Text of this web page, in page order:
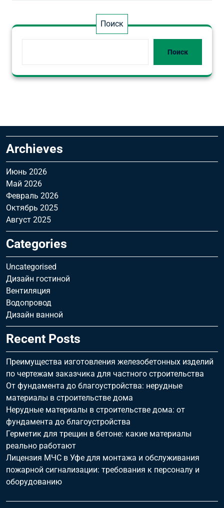
Поиск
Поиск
Archieves
Июнь 2026
Май 2026
Февраль 2026
Октябрь 2025
Август 2025
Categories
Uncategorised
Дизайн гостиной
Вентиляция
Водопровод
Дизайн ванной
Recent Posts
Преимущества изготовления железобетонных изделий
по чертежам заказчика для частного строительства
От фундамента до благоустройства: нерудные
материалы в строительстве дома
Нерудные материалы в строительстве дома: от
фундамента до благоустройства
Герметик для трещин в бетоне: какие материалы
реально работают
Лицензия МЧС в Уфе для монтажа и обслуживания
пожарной сигнализации: требования к персоналу и
оборудованию